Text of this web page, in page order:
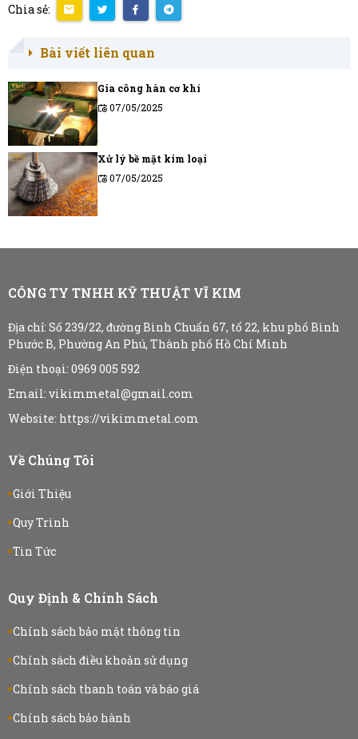
Chia sẻ:
Bài viết liên quan
Gia công hàn cơ khí
07/05/2025
Xử lý bề mặt kim loại
07/05/2025
CÔNG TY TNHH KỸ THUẬT VĨ KIM
Địa chỉ: Số 239/22, đường Bình Chuẩn 67, tổ 22, khu phố Bình
Phước B, Phường An Phú, Thành phố Hồ Chí Minh
Điện thoại: 0969 005 592
Email: vikimmetal@gmail.com
Website: https://vikimmetal.com
Về Chúng Tôi
Giới Thiệu
Quy Trình
Tin Tức
Quy Định & Chính Sách
Chính sách bảo mật thông tin
Chính sách điều khoản sử dụng
Chính sách thanh toán và báo giá
Chính sách bảo hành